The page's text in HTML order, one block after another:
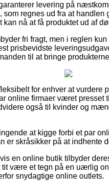
levering på
regnes ud fra at handlen
nå at få produktet ud af
fri fragt, men i reglen
prisbevidste
til at bringe
for enhver at vurdere
online firmaer været presset
også til kvinder og
at kigge forbi et par
er skråsikker på at indhente
en online butik tilbyder
være et tegn på en uærlig
snydagtige online outlets.